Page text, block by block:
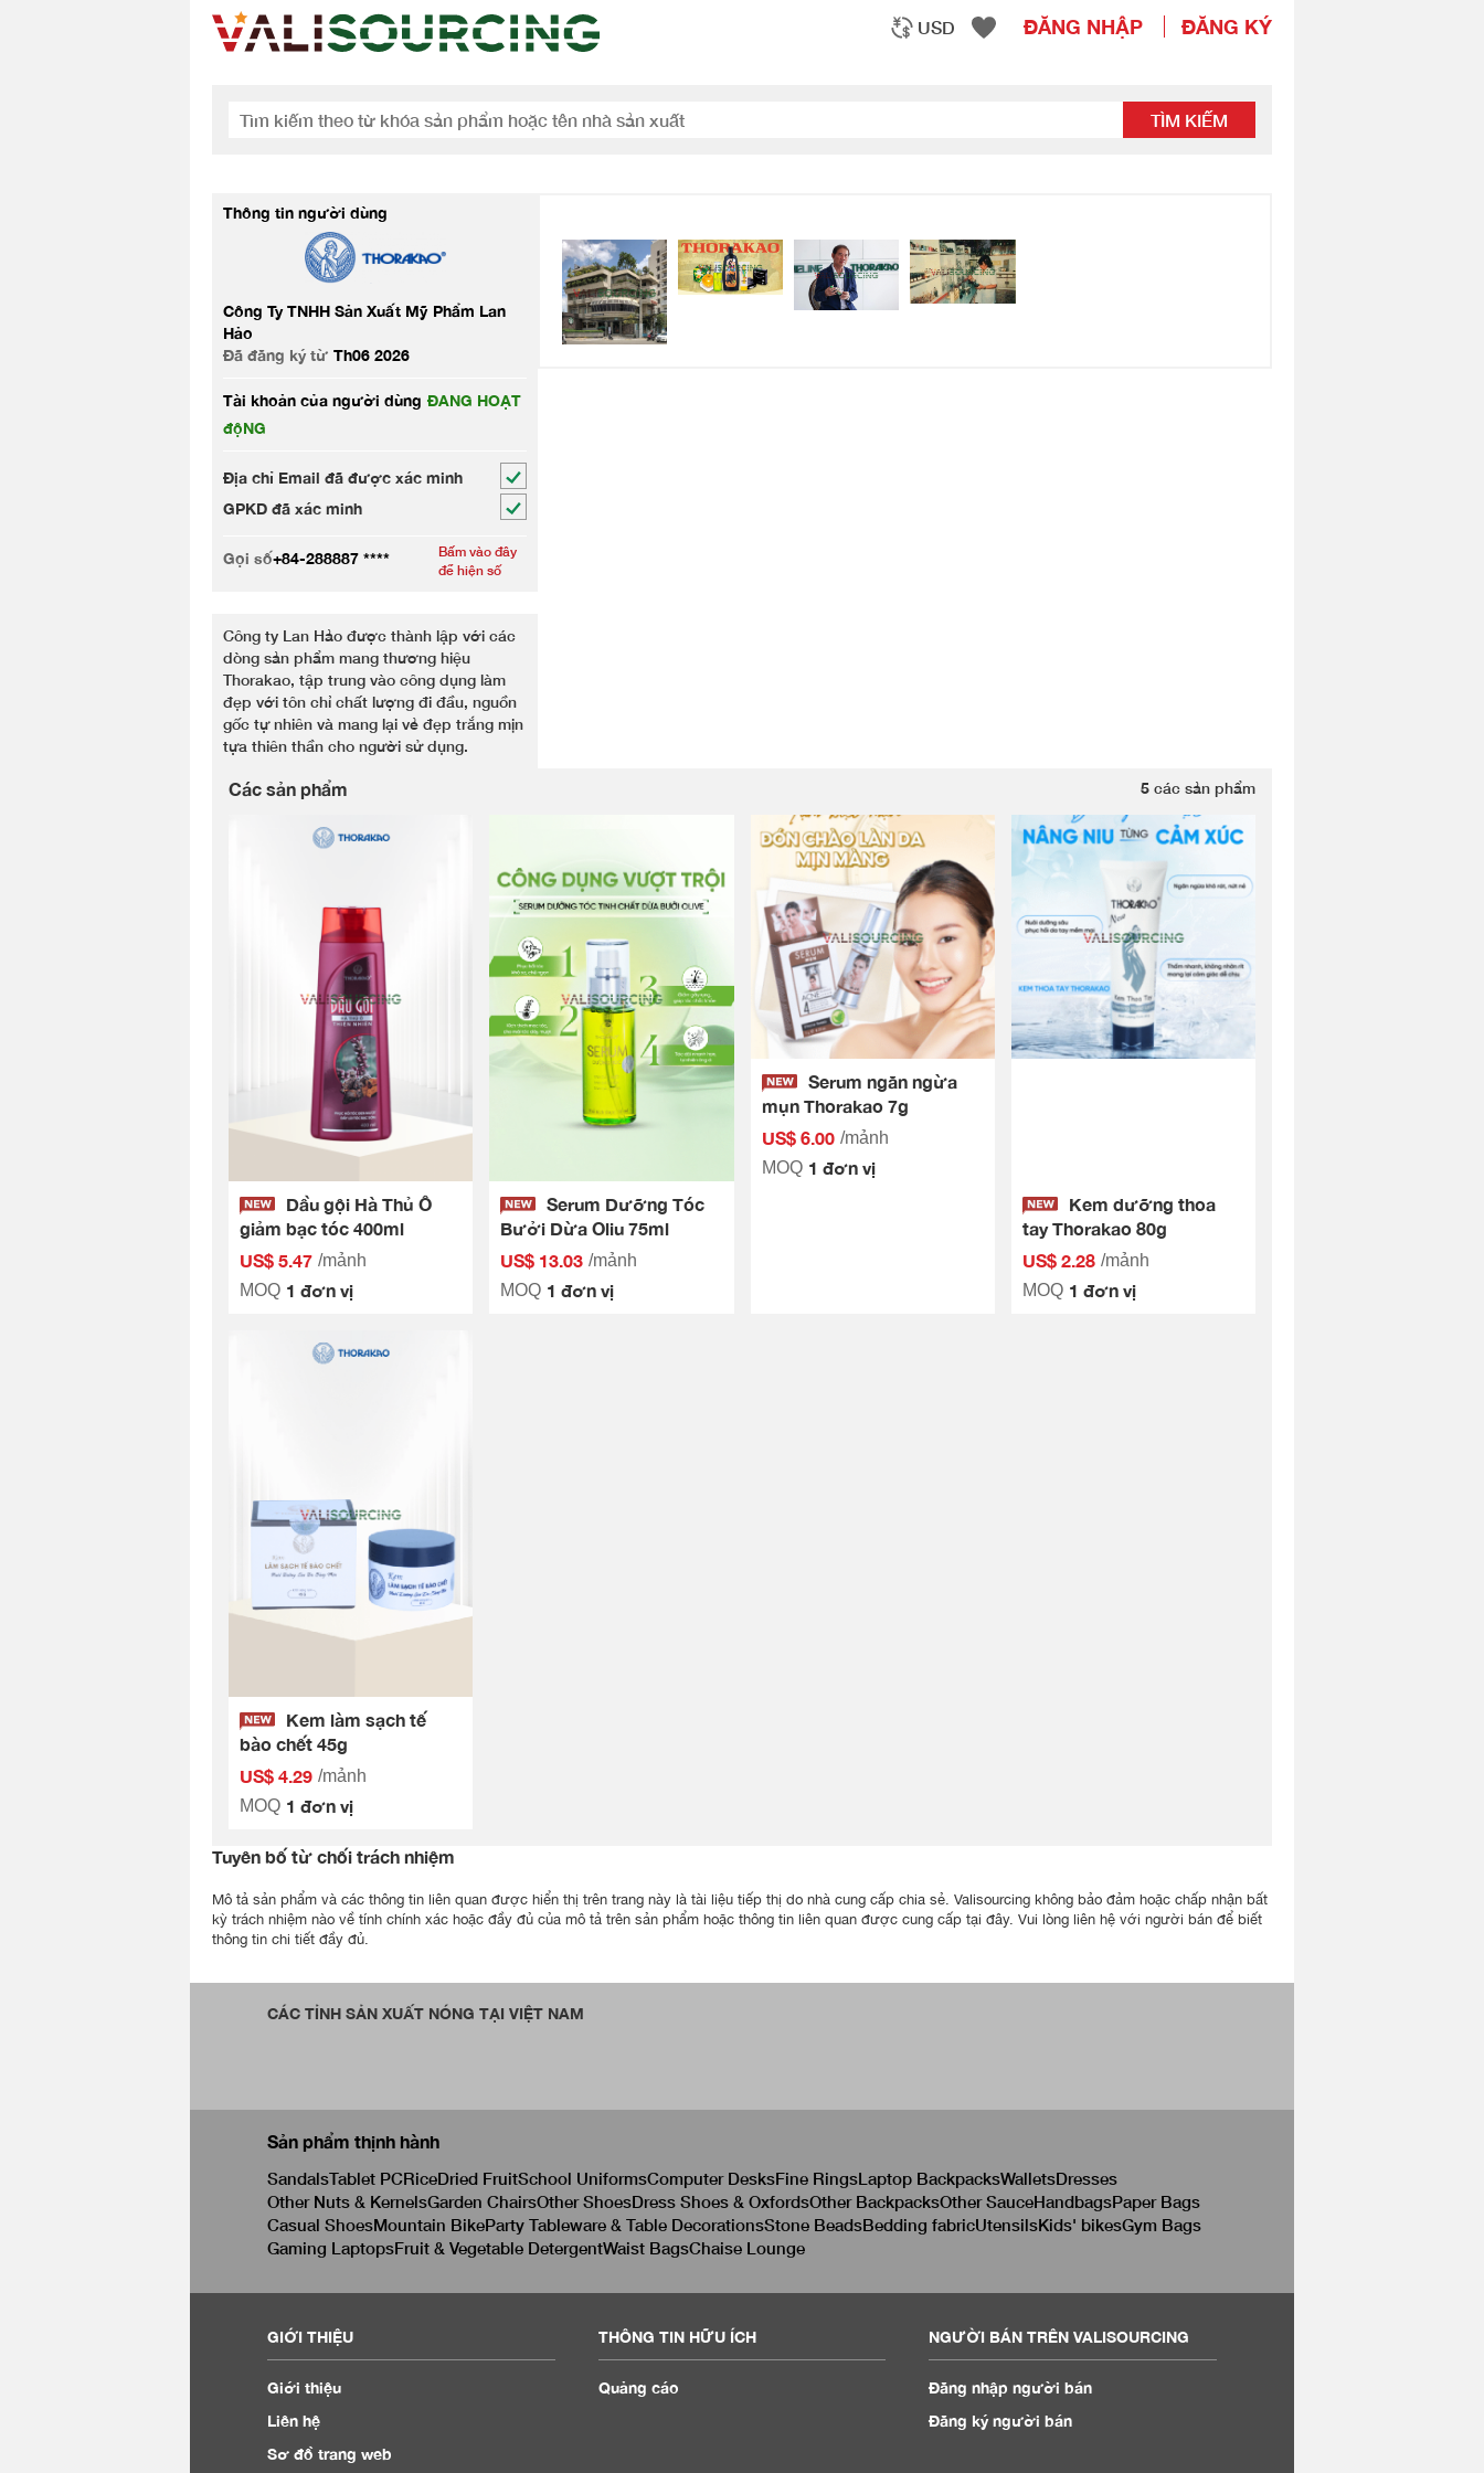
USD ĐĂNG NHẬP ĐĂNG KÝ
TÌM KIẾM
Thông tin người dùng
Công Ty TNHH Sản Xuất Mỹ Phẩm Lan
Hảo
Đã đăng ký từ Th06 2026
Tài khoản của người dùng ĐANG HOẠT
độNG
Địa chỉ Email đã được xác minh
GPKD đã xác minh
Gọi số+84-288887 ****
Bấm vào đây
để hiện số
Công ty Lan Hảo được thành lập với các
dòng sản phẩm mang thương hiệu
Thorakao, tập trung vào công dụng làm
đẹp với tôn chỉ chất lượng đi đầu, nguồn
gốc tự nhiên và mang lại vẻ đẹp trắng mịn
tựa thiên thần cho người sử dụng.
Các sản phẩm 5 các sản phẩm
Dầu gội Hà Thủ Ô
giảm bạc tóc 400ml
US$ 5.47 /mảnh
MOQ 1 đơn vị
Serum Dưỡng Tóc
Bưởi Dừa Oliu 75ml
US$ 13.03 /mảnh
MOQ 1 đơn vị
Serum ngăn ngừa
mụn Thorakao 7g
US$ 6.00 /mảnh
MOQ 1 đơn vị
Kem dưỡng thoa
tay Thorakao 80g
US$ 2.28 /mảnh
MOQ 1 đơn vị
Kem làm sạch tế
bào chết 45g
US$ 4.29 /mảnh
MOQ 1 đơn vị
Tuyên bố từ chối trách nhiệm
Mô tả sản phẩm và các thông tin liên quan được hiển thị trên trang này là tài liệu tiếp thị do nhà cung cấp chia sẻ. Valisourcing không bảo đảm hoặc chấp nhận bất
kỳ trách nhiệm nào về tính chính xác hoặc đầy đủ của mô tả trên sản phẩm hoặc thông tin liên quan được cung cấp tại đây. Vui lòng liên hệ với người bán để biết
thông tin chi tiết đầy đủ.
CÁC TỈNH SẢN XUẤT NÓNG TẠI VIỆT NAM
Sản phẩm thịnh hành
SandalsTablet PCRiceDried FruitSchool UniformsComputer DesksFine RingsLaptop BackpacksWalletsDresses
Other Nuts & KernelsGarden ChairsOther ShoesDress Shoes & OxfordsOther BackpacksOther SauceHandbagsPaper Bags
Casual ShoesMountain BikeParty Tableware & Table DecorationsStone BeadsBedding fabricUtensilsKids' bikesGym Bags
Gaming LaptopsFruit & Vegetable DetergentWaist BagsChaise Lounge
GIỚI THIỆU
Giới thiệu
Liên hệ
Sơ đồ trang web
THÔNG TIN HỮU ÍCH
Quảng cáo
NGƯỜI BÁN TRÊN VALISOURCING
Đăng nhập người bán
Đăng ký người bán